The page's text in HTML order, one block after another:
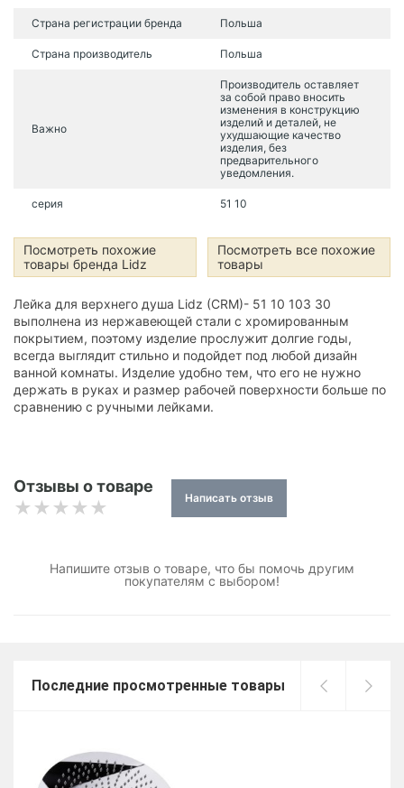
Страна регистрации бренда Польша
Страна производитель Польша
Важно
Производитель оставляет
за собой право вносить
изменения в конструкцию
изделий и деталей, не
ухудшающие качество
изделия, без
предварительного
уведомления.
серия 51 10
Посмотреть похожие
товары бренда Lidz
Посмотреть все похожие
товары
Лейка для верхнего душа Lidz (CRM)- 51 10 103 30
выполнена из нержавеющей стали с хромированным
покрытием, поэтому изделие прослужит долгие годы,
всегда выглядит стильно и подойдет под любой дизайн
ванной комнаты. Изделие удобно тем, что его не нужно
держать в руках и размер рабочей поверхности больше по
сравнению с ручными лейками.
Отзывы о товаре
Написать отзыв
Напишите отзыв о товаре, что бы помочь другим
покупателям с выбором!
Последние просмотренные товары